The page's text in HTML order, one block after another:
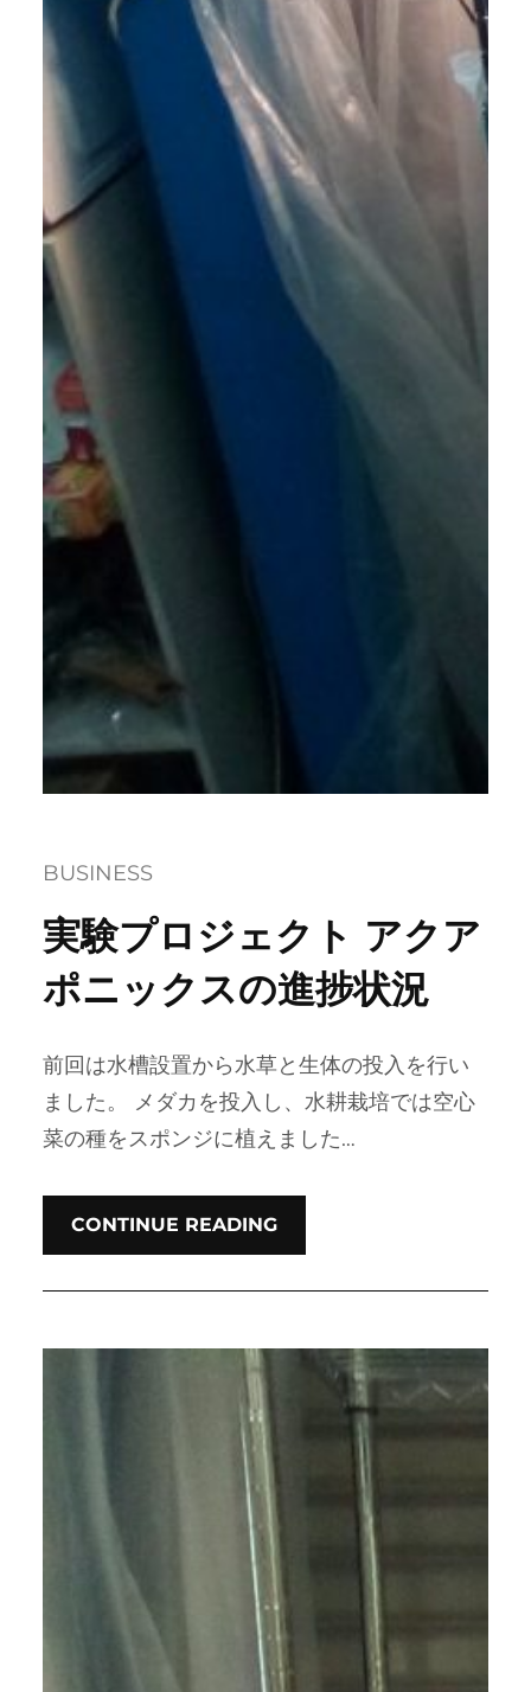
BUSINESS
実験プロジェクト アクア
ポニックスの進捗状況
前回は水槽設置から水草と生体の投入を行い
ました。 メダカを投入し、水耕栽培では空心
菜の種をスポンジに植えました…
CONTINUE READING